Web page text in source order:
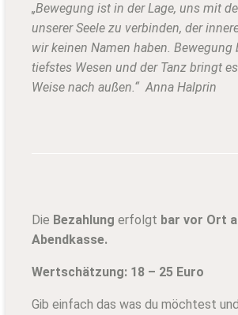
„Bewegung ist in der Lage, uns mit
unserer Seele zu verbinden, der
wir keinen Namen haben. Bewegung
tiefstes Wesen und der Tanz bringt
Weise nach außen.“ Anna Halprin
Die Bezahlung erfolgt bar vor Ort
Abendkasse.
Wertschätzung: 18 – 25 Euro
Gib einfach das was du möchtest